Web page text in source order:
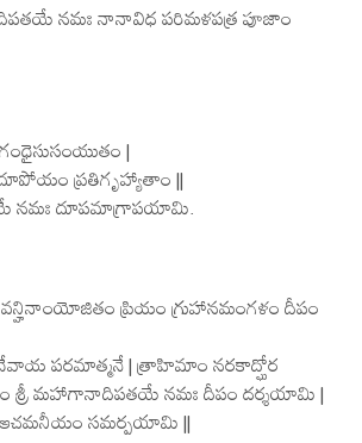
నమః నానావిధ పరిమళపత్ర పూజాం
|
ప్రతిగృహ్యాతాం ||
నమః దూపమాగ్రాపయామి.
వన్హినాంయోజితం ప్రియం గ్రుహానమంగళం దీపం
పరమాత్మనే | త్రాహిమాం నరకాద్ఘోర
శ్రీ మహాగానాదిపతయే నమః దీపం దర్శయామి |
ఆచమనీయం సమర్పయామి ||